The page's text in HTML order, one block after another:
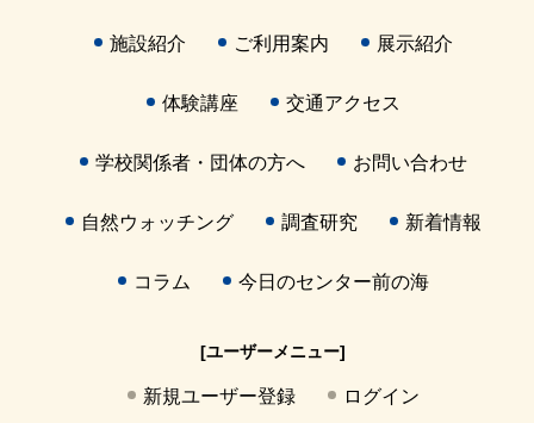
施設紹介 ご利用案内 展示紹介
体験講座 交通アクセス
学校関係者・団体の方へ お問い合わせ
自然ウォッチング 調査研究 新着情報
コラム 今日のセンター前の海
[ユーザーメニュー]
新規ユーザー登録 ログイン